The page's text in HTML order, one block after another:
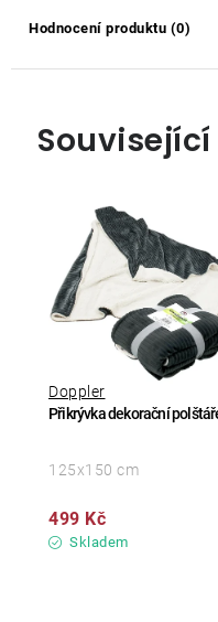
Hodnocení produktu (0)
Přikrývka dekorační
Doppler
Skladem
499 Kč
125x150 cm